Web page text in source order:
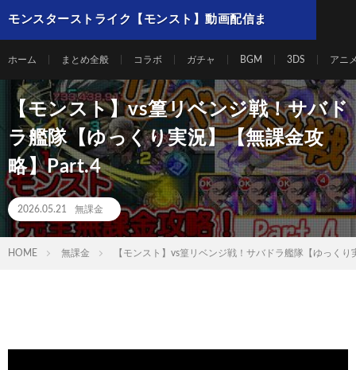
モンスターストライク【モンスト】動画配信ま
ホーム まとめ全般 コラボ ガチャ BGM 3DS アニ
【モンスト】vs篁リベンジ戦！サバド
ラ艦隊【ゆっくり実況】【無課金攻
略】Part.4
2026.05.21 無課金
HOME 無課金 【モンスト】vs篁リベンジ戦！サバドラ艦隊【ゆっく